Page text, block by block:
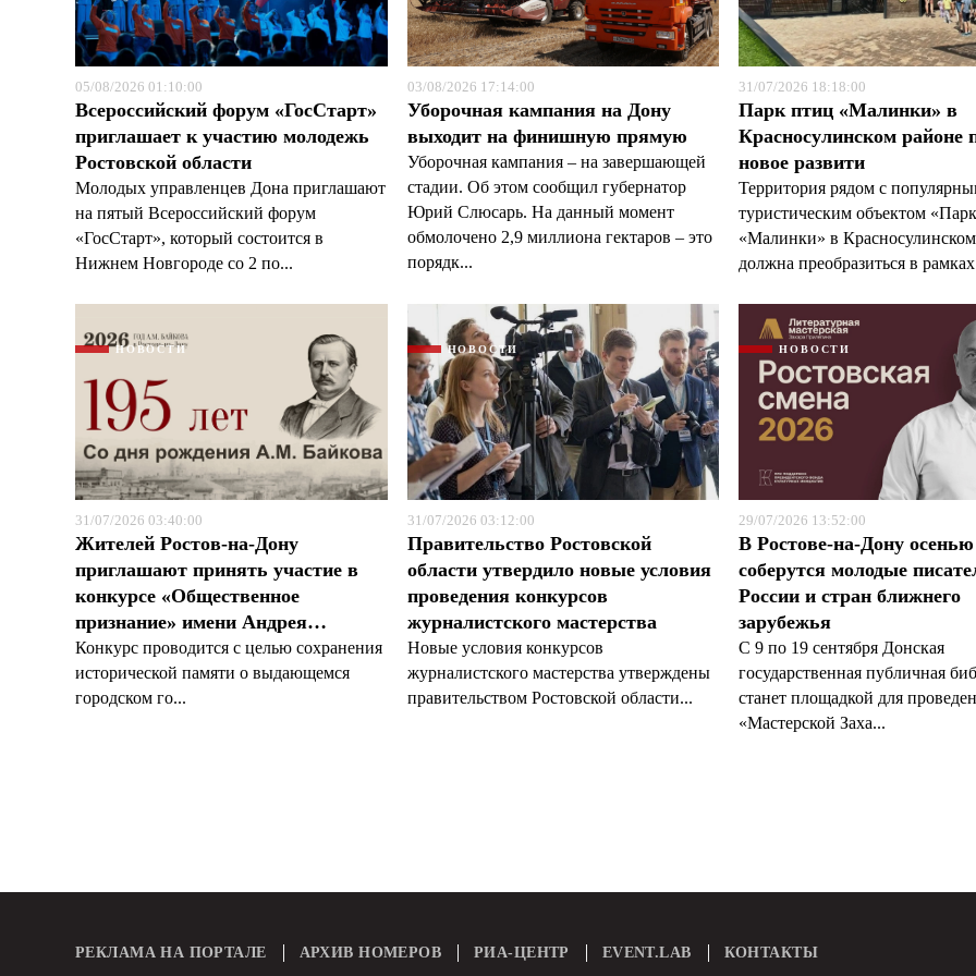
05/08/2026 01:10:00
Всероссийский форум «ГосСтарт»
приглашает к участию молодежь
Ростовской области
Молодых управленцев Дона приглашают
на пятый Всероссийский форум
«ГосСтарт», который состоится в
Нижнем Новгороде со 2 по...
03/08/2026 17:14:00
Уборочная кампания на Дону
выходит на финишную прямую
Уборочная кампания – на завершающей
стадии. Об этом сообщил губернатор
Юрий Слюсарь. На данный момент
обмолочено 2,9 миллиона гектаров – это
порядк...
31/07/2026 18:18:00
Парк птиц «Малинки» в
Красносулинском районе
новое развити
Территория рядом с
туристическим объектом
«Малинки» в
должна преобразиться в
НОВОСТИ
31/07/2026 03:40:00
Жителей Ростов-на-Дону
приглашают принять участие в
конкурсе «Общественное
признание» имени Андрея…
Конкурс проводится с целью сохранения
исторической памяти о выдающемся
городском го...
НОВОСТИ
31/07/2026 03:12:00
Правительство Ростовской
области утвердило новые условия
проведения конкурсов
журналистского мастерства
Новые условия конкурсов
журналистского мастерства утверждены
правительством Ростовской области...
НОВОСТИ
29/07/2026 13:52:00
В Ростове-на-Дону осенью
соберутся молодые
России и стран ближнего
зарубежья
С 9 по 19 сентября Донская
государственная публичная
станет площадкой для
«Мастерской Заха...
РЕКЛАМА НА ПОРТАЛЕ АРХИВ НОМЕРОВ РИА-ЦЕНТР EVENT.LAB КОНТАКТЫ